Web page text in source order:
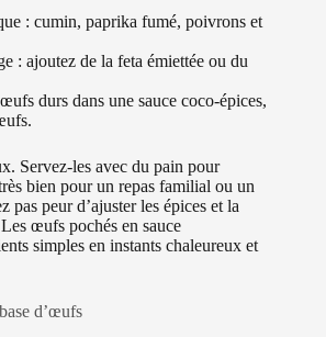
: cumin, paprika fumé, poivrons et
: ajoutez de la feta émiettée ou du
durs dans une sauce coco-épices,
Servez-les avec du pain pour
bien pour un repas familial ou un
pas peur d’ajuster les épices et la
œufs pochés en sauce
simples en instants chaleureux et
d’œufs